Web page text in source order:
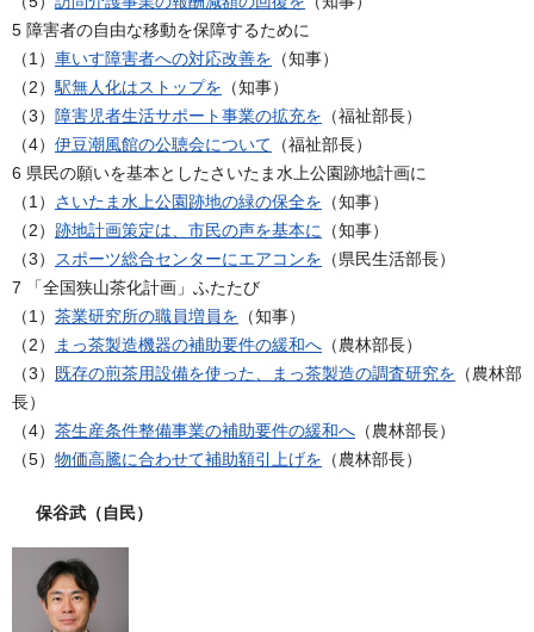
5 障害者の自由な移動を保障するために
（1） 車いす障害者への対応改善を （知事）
（2）駅無人化はストップを （知事）
（3） 障害児者生活サポート事業の拡充を （福祉部長）
（4） 伊豆潮風館の公聴会について （福祉部長）
6 県民の願いを基本としたさいたま水上公園跡地計画に
（1） さいたま水上公園跡地の緑の保全を （知事）
（2） 跡地計画策定は、市民の声を基本に （知事）
（3） スポーツ総合センターにエアコンを （県民生活部長）
7 「全国狭山茶化計画」ふたたび
（1） 茶業研究所の職員増員を （知事）
（2）
まっ茶製造機器の補助要件の緩和へ （農林部長）
（3）
既存の煎茶用設備を使った、まっ茶製造の調査研究を （農林部
長）
（4） 茶生産条件整備事業の補助要件の緩和へ （農林部長）
（5） 物価高騰に合わせて補助額引上げを （農林部長）
保谷武（自民）